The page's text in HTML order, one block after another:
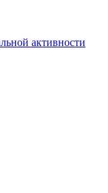
активности